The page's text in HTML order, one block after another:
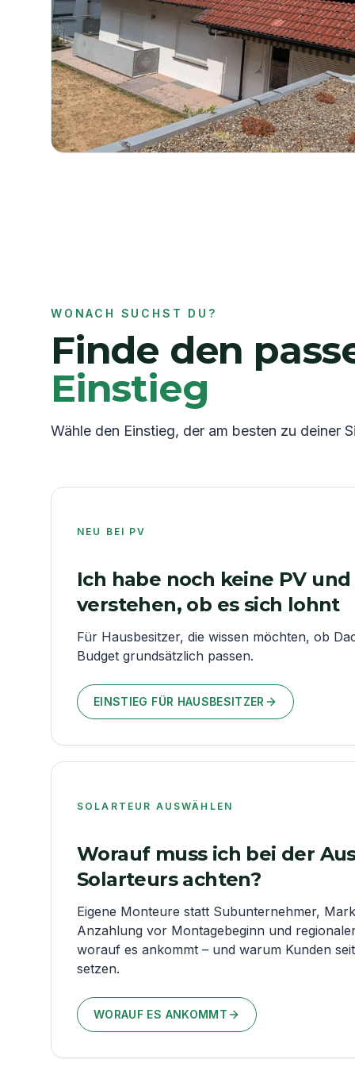
WONACH SUCHST DU?
Finde den
Einstieg
Wähle den Einstieg, der am besten zu deiner
NEU BEI PV
Ich habe noch keine PV
verstehen, ob es sich lohnt
Für Hausbesitzer, die wissen möchten, ob
Budget grundsätzlich passen.
EINSTIEG FÜR HAUSBESITZER
SOLARTEUR AUSWÄHLEN
Worauf muss ich bei der
Solarteurs achten?
Eigene Monteure statt Subunternehmer,
Anzahlung vor Montagebeginn und
worauf es ankommt – und warum Kunden
setzen.
WORAUF ES ANKOMMT